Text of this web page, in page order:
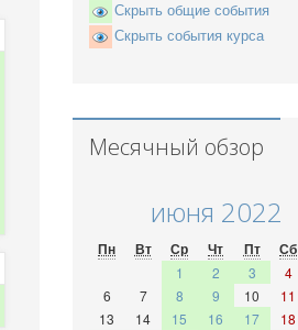
Скрыть общие события
Скрыть события курса
Месячный обзор
июня 2022
Пн Вт Ср Чт Пт Сб
1 2 3 4
6
7 8 9 10 11
13
14 15 16 17 18